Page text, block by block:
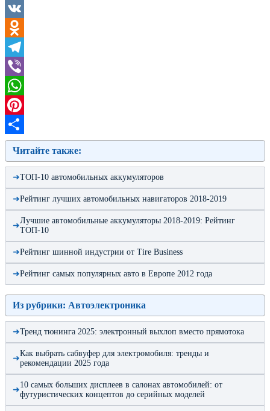
Facebook
VK
Odnoklassniki
Telegram
Viber
WhatsApp
Pinterest
Отправить
Читайте также:
ТОП-10 автомобильных аккумуляторов
Рейтинг лучших автомобильных навигаторов 2018-2019
Лучшие автомобильные аккумуляторы 2018-2019: Рейтинг
ТОП-10
Рейтинг шинной индустрии от Tire Business
Рейтинг самых популярных авто в Европе 2012 года
Из рубрики: Автоэлектроника
Тренд тюнинга 2025: электронный выхлоп вместо прямотока
Как выбрать сабвуфер для электромобиля: тренды и
рекомендации 2025 года
10 самых больших дисплеев в салонах автомобилей: от
футуристических концептов до серийных моделей